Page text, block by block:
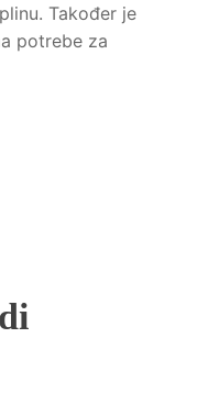
Također je
potrebe za